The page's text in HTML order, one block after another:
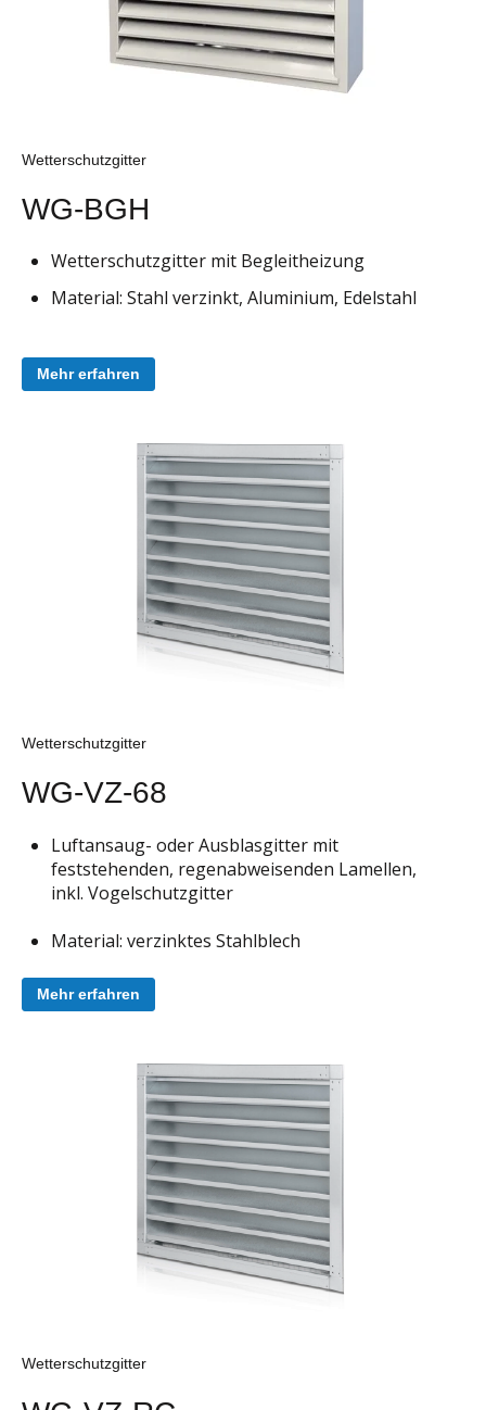
Wetterschutzgitter
WG-BGH
Wetterschutzgitter mit Begleitheizung
Material: Stahl verzinkt, Aluminium, Edelstahl
Mehr erfahren
Wetterschutzgitter
WG-VZ-68
Luftansaug- oder Ausblasgitter mit
feststehenden, regenabweisenden Lamellen,
inkl. Vogelschutzgitter
Material: verzinktes Stahlblech
Mehr erfahren
Wetterschutzgitter